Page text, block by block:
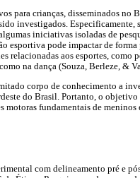
para crianças, disseminados no
investigados. Especificamente,
iniciativas isoladas de
esportiva pode impactar de
relacionadas aos esportes,
na dança (Souza, Berleze, &
corpo de conhecimento a
do Brasil. Portanto, o
fundamentais de meninos
com delineamento pré e